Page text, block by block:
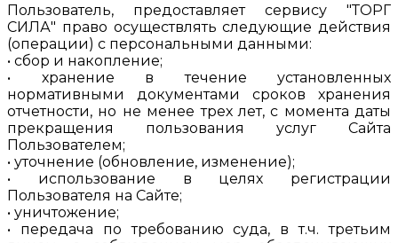
Пользователь, предоставляет сервису "ТОРГ
СИЛА" право осуществлять следующие действия
(операции) с персональными данными:
• сбор и накопление;
• хранение в течение установленных
нормативными документами сроков хранения
отчетности, но не менее трех лет, с момента даты
прекращения пользования услуг Сайта
Пользователем;
• уточнение (обновление, изменение);
• использование в целях регистрации
Пользователя на Сайте;
• уничтожение;
• передача по требованию суда, в т.ч. третьим